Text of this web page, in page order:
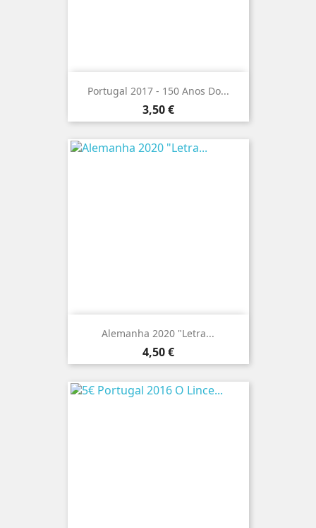
Portugal 2017 - 150 Anos Do...
Preço
3,50 €
Alemanha 2020 "Letra...
Preço
4,50 €